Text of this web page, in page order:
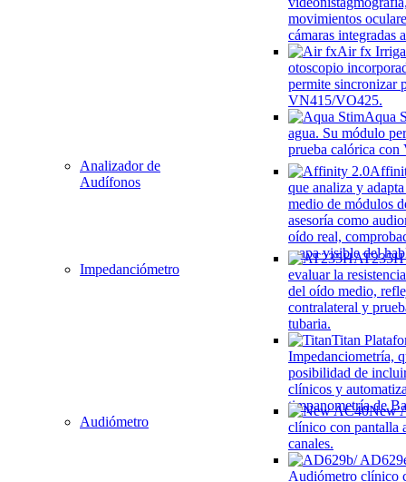
movimientos
cámaras integradas
Air fx
otoscopio
permite sincronizar
VN415/VO425.
Aqua
agua. Su módulo
prueba calórica
Analizador de
Audífonos
que analiza y
medio de módulos
asesoría como
oído real,
mapa visible del
Impedanciómetro
AT235H
evaluar la
del oído medio,
contralateral y
tubaria.
Titan
Impedanciometría,
posibilidad de
clínicos y
timpanometría de
Audiómetro
New
clínico con pantalla
canales.
Audiómetro clínico